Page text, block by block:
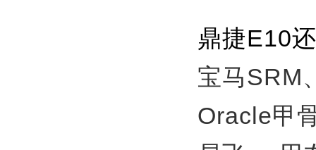
鼎捷E10
宝马SRM
Oracle甲